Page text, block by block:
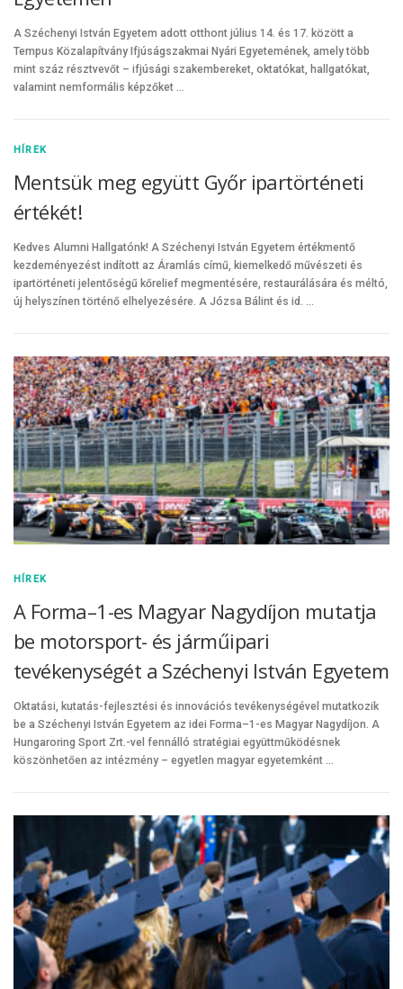
A Széchenyi István Egyetem adott otthont július 14. és 17. között a
Tempus Közalapítvány Ifjúságszakmai Nyári Egyetemének, amely több
mint száz résztvevőt – ifjúsági szakembereket, oktatókat, hallgatókat,
valamint nemformális képzőket …
HÍREK
Mentsük meg együtt Győr ipartörténeti
értékét!
Kedves Alumni Hallgatónk! A Széchenyi István Egyetem értékmentő
kezdeményezést indított az Áramlás című, kiemelkedő művészeti és
ipartörténeti jelentőségű kőrelief megmentésére, restaurálására és méltó,
új helyszínen történő elhelyezésére. A Józsa Bálint és id. …
HÍREK
A Forma–1-es Magyar Nagydíjon mutatja
be motorsport- és járműipari
tevékenységét a Széchenyi István Egyetem
Oktatási, kutatás-fejlesztési és innovációs tevékenységével mutatkozik
be a Széchenyi István Egyetem az idei Forma–1-es Magyar Nagydíjon. A
Hungaroring Sport Zrt.-vel fennálló stratégiai együttműködésnek
köszönhetően az intézmény – egyetlen magyar egyetemként …